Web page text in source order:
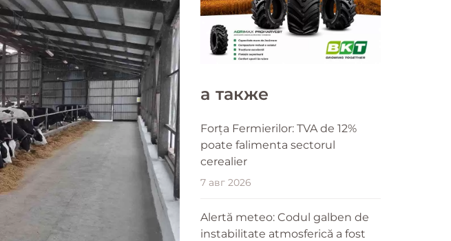
a также
Forța Fermierilor: TVA de 12%
poate falimenta sectorul
cerealier
7 авг 2026
Alertă meteo: Codul galben de
instabilitate atmosferică a fost